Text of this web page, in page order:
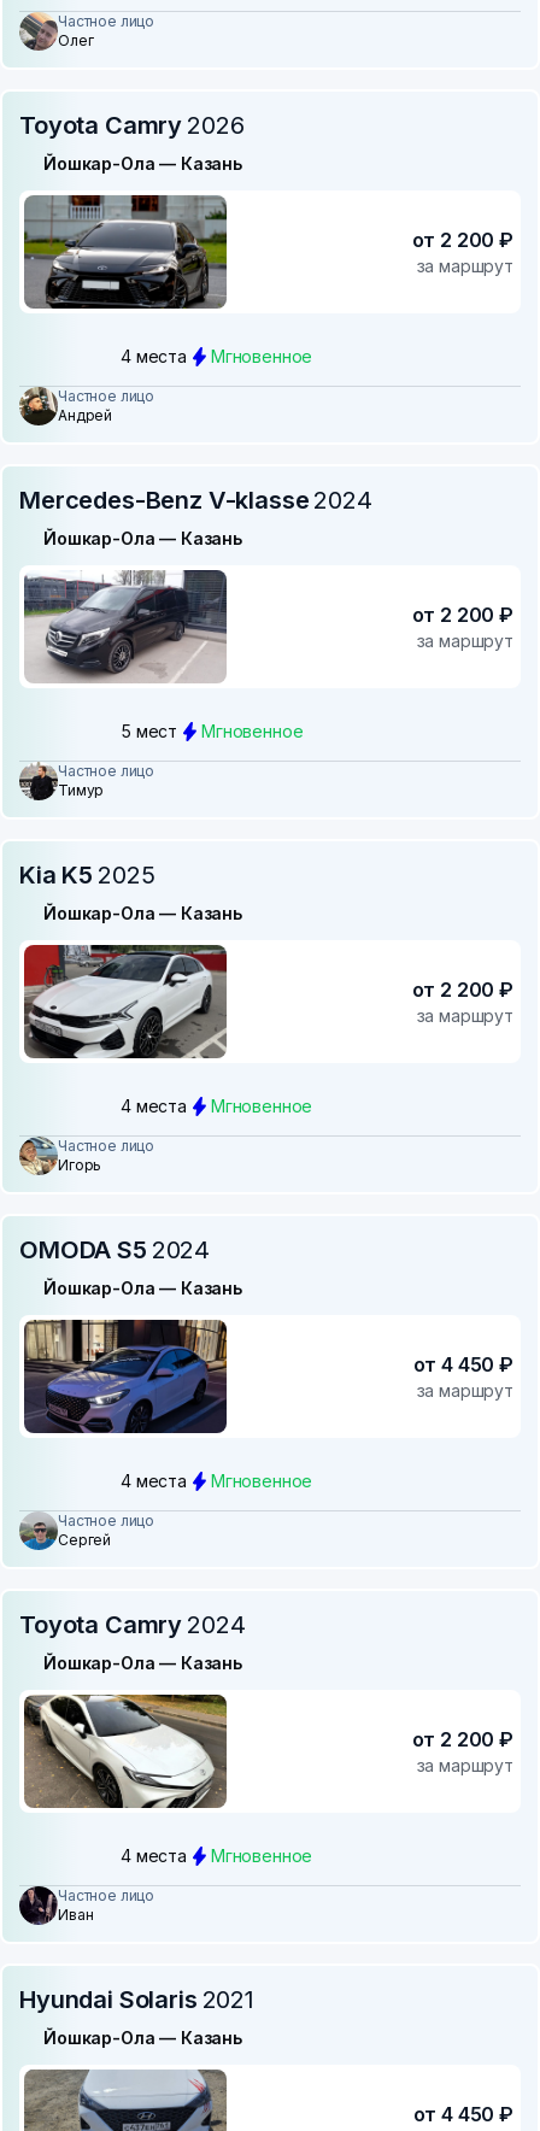
Частное лицо
Олег
Toyota Camry 2026
Йошкар-Ола — Казань
за маршрут
от 2 200 ₽
4 места Мгновенное
Частное лицо
Андрей
Mercedes-Benz V-klasse 2024
Йошкар-Ола — Казань
за маршрут
от 2 200 ₽
5 мест Мгновенное
Частное лицо
Тимур
Kia K5 2025
Йошкар-Ола — Казань
за маршрут
от 2 200 ₽
4 места Мгновенное
Частное лицо
Игорь
OMODA S5 2024
Йошкар-Ола — Казань
за маршрут
от 4 450 ₽
4 места Мгновенное
Частное лицо
Сергей
Toyota Camry 2024
Йошкар-Ола — Казань
за маршрут
от 2 200 ₽
4 места Мгновенное
Частное лицо
Иван
Hyundai Solaris 2021
Йошкар-Ола — Казань
от 4 450 ₽